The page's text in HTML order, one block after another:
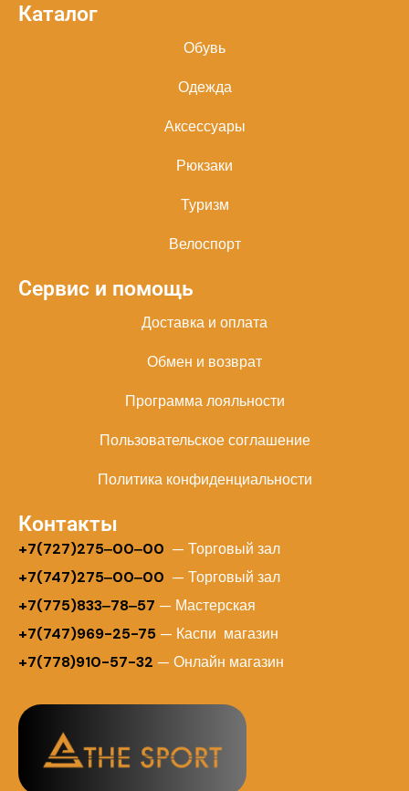
Каталог
Обувь
Одежда
Аксессуары
Рюкзаки
Туризм
Велоспорт
Сервис и помощь
Доставка и оплата
Обмен и возврат
Программа лояльности
Пользовательское соглашение
Политика конфиденциальности
Контакты
+7(727)275‒00‒00 — Торговый зал
+7(747)275‒00‒00 — Торговый зал
+7(775)833‒78‒57 — Мастерская
+7(747)969-25-75 — Каспи магазин
+7(778)910-57-32 — Онлайн магазин